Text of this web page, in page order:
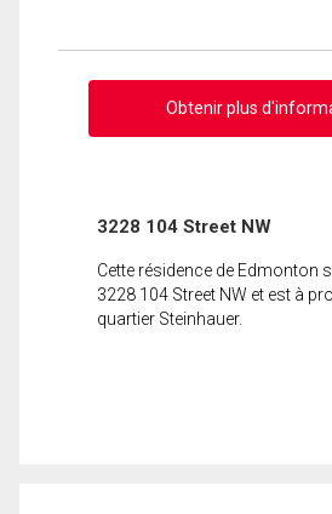
Obtenir plus
3228 104 Street NW
Cette résidence de Edmonton
3228 104 Street NW et est à
quartier Steinhauer.